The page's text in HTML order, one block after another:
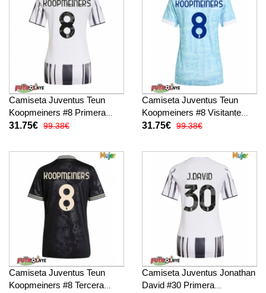
Camiseta Juventus Teun
Koopmeiners #8 Primera
Equipación para mujer 2025-
31.75€ 99.38€
Camiseta Juventus Teun
Koopmeiners #8 Visitante
Equipación para mujer 2025-
31.75€ 99.38€
Camiseta Juventus Teun
Koopmeiners #8 Tercera
Camiseta Juventus Jonathan
David #30 Primera